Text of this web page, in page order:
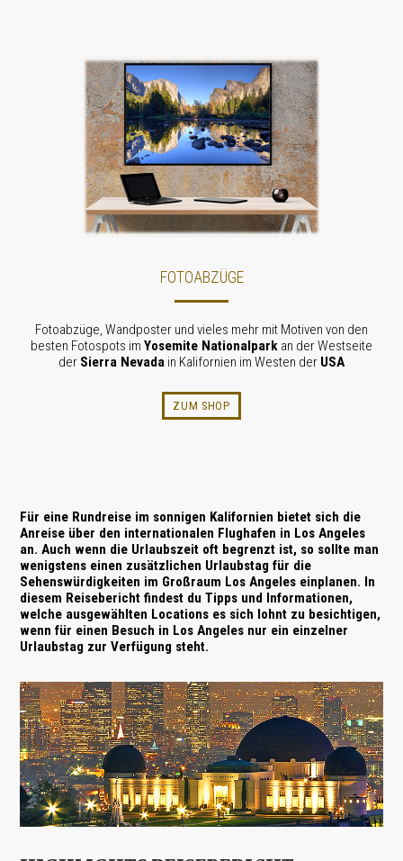
FOTOABZÜGE
Fotoabzüge, Wandposter und vieles mehr mit Motiven von den
besten Fotospots im Yosemite Nationalpark an der Westseite
der Sierra Nevada in Kalifornien im Westen der USA
ZUM SHOP
Für eine Rundreise im sonnigen Kalifornien bietet sich die
Anreise über den internationalen Flughafen in Los Angeles
an. Auch wenn die Urlaubszeit oft begrenzt ist, so sollte man
wenigstens einen zusätzlichen Urlaubstag für die
Sehenswürdigkeiten im Großraum Los Angeles einplanen. In
diesem Reisebericht findest du Tipps und Informationen,
welche ausgewählten Locations es sich lohnt zu besichtigen,
wenn für einen Besuch in Los Angeles nur ein einzelner
Urlaubstag zur Verfügung steht.